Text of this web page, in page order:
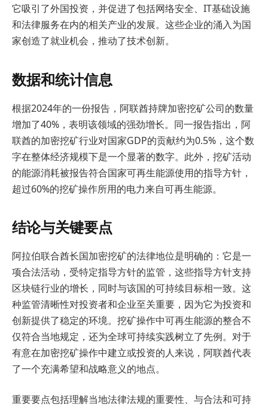
它吸引了外国投资，并促进了包括网络安全、IT基础设施
和法律服务在内的相关产业的发展。这些企业的涌入为国
家创造了就业机会，推动了技术创新。
数据和统计信息
根据2024年的一份报告，阿联酋持牌加密挖矿公司的数量
增加了40%，表明该领域的强劲增长。同一报告指出，阿
联酋的加密挖矿行业对国家GDP的贡献约为0.5%，这个数
字在整体经济规模下是一个显著的数字。此外，挖矿活动
的能源消耗被报告符合国家可再生能源使用的指导方针，
超过60%的挖矿操作所用的电力来自可再生能源。
结论与关键要点
阿拉伯联合酋长国加密挖矿的法律地位是明确的：它是一
项合法活动，受特定指导方针的监管，这些指导方针支持
区块链行业的增长，同时与该国的可持续目标相一致。这
种监管清晰性对投资者和企业至关重要，因为它为投资和
创新提供了稳定的环境。挖矿操作中可再生能源的整合不
仅符合当地规定，还为全球可持续实践树立了先例。对于
有意在加密挖矿操作中建立或投资的人来说，阿联酋代表
了一个充满希望和战略意义的地点。
重要要点包括理解当地法律法规的重要性、与合法和可持